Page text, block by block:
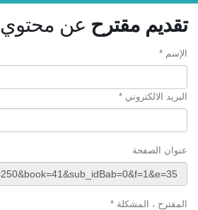
تقديم مقترح عن محتوي
الإسم *
البريد الالكتروني *
عنوان الصفحة
المقترح ، المشكلة *